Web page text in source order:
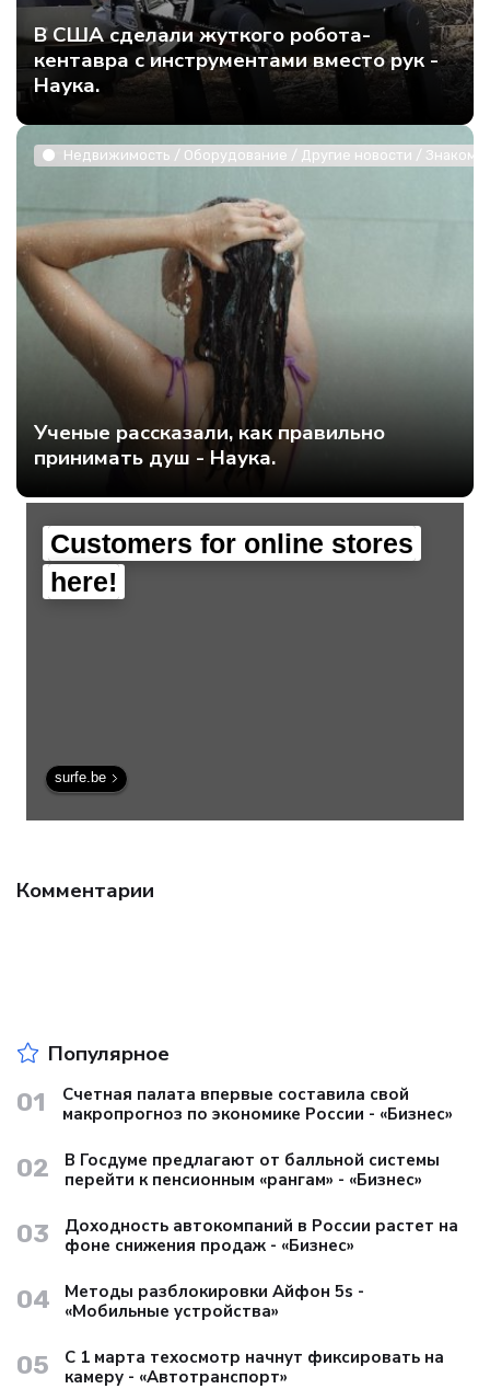
В США сделали жуткого робота-
кентавра с инструментами вместо рук -
Наука.
Недвижимость / Оборудование / Другие новости /
Ученые рассказали, как правильно
принимать душ - Наука.
Customers for online stores
here!
surfe.be
Комментарии
Популярное
01
Счетная палата впервые составила свой
макропрогноз по экономике России - «Бизнес»
02
В Госдуме предлагают от балльной системы
перейти к пенсионным «рангам» - «Бизнес»
03
Доходность автокомпаний в России растет на
фоне снижения продаж - «Бизнес»
04
Методы разблокировки Айфон 5s -
«Мобильные устройства»
05
С 1 марта техосмотр начнут фиксировать на
камеру - «Автотранспорт»